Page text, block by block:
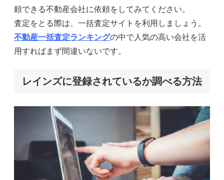
頼できる不動産会社に依頼をしてみてください。
査定をとる際は、一括査定サイトを利用しましょう。
不動産一括査定ランキングの中で人気の高い会社を活
用すればまず間違いないです。
レインズに登録されているか調べる方法